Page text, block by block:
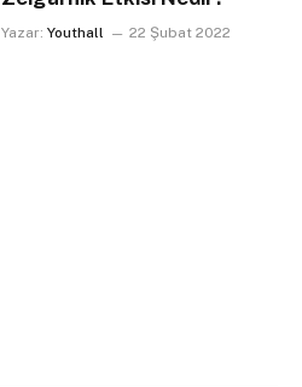
Yazar: Youthall 22 Şubat 2022